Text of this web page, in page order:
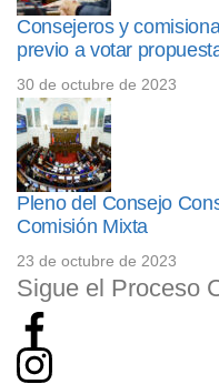
Consejeros y
previo a votar
30 de octubre de 2023
Pleno del Consejo
Comisión Mixta
23 de octubre de 2023
Sigue el Proceso